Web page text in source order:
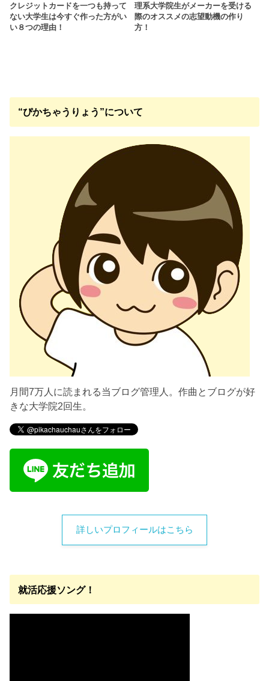
クレジットカードを一つも持って
ない大学生は今すぐ作った方がい
い８つの理由！
理系大学院生がメーカーを受ける
際のオススメの志望動機の作り
方！
“ぴかちゃうりょう”について
月間7万人に読まれる当ブログ管理人。作曲とブログが好
きな大学院2回生。
詳しいプロフィールはこちら
就活応援ソング！